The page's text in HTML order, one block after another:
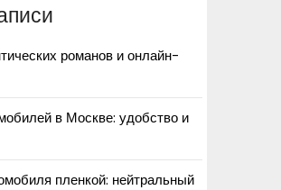
романов и онлайн-
в Москве: удобство и
пленкой: нейтральный